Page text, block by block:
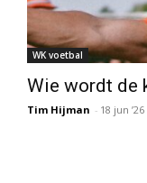
WK voetbal
Wie wordt de
Tim Hijman - 18 jun ’26